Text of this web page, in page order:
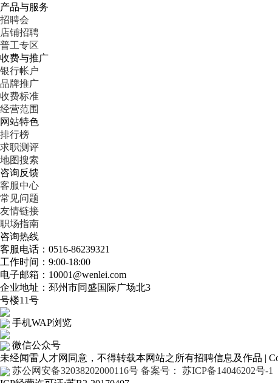
产品与服务
招聘会
店铺招聘
普工专区
收费与推广
银行帐户
品牌推广
收费标准
经营范围
网站特色
排行榜
求职测评
地图搜索
咨询反馈
客服中心
常见问题
友情链接
职场指南
咨询热线
客服电话：0516-86239321
工作时间：9:00-18:00
电子邮箱：10001@wenlei.com
企业地址：邳州市同盛国际广场北3
号楼11号
手机WAP浏览
微信公众号
未经闻雷人才网同意，不得转载本网站之所有招聘信息及作品 |
苏公网安备32038202000116号 备案号： 苏ICP备14046202号-1